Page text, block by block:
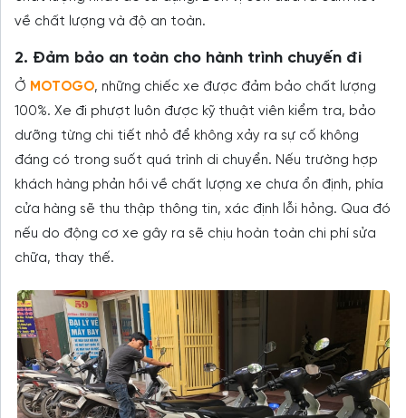
về chất lượng và độ an toàn.
2. Đảm bảo an toàn cho hành trình chuyến đi
Ở MOTOGO, những chiếc xe được đảm bảo chất lượng
100%. Xe đi phượt luôn được kỹ thuật viên kiểm tra, bảo
dưỡng từng chi tiết nhỏ để không xảy ra sự cố không
đáng có trong suốt quá trình di chuyển. Nếu trường hợp
khách hàng phản hồi về chất lượng xe chưa ổn định, phía
cửa hàng sẽ thu thập thông tin, xác định lỗi hỏng. Qua đó
nếu do động cơ xe gây ra sẽ chịu hoàn toàn chi phí sửa
chữa, thay thế.